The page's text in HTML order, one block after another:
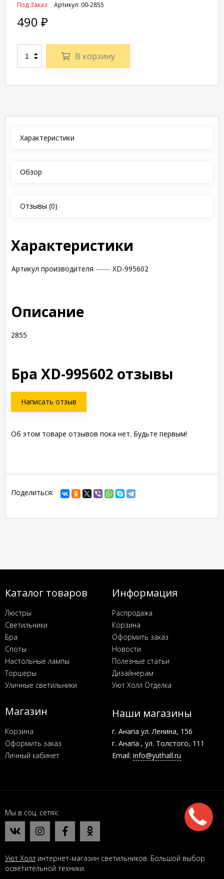
Артикул: 00-2855
Под Заказ
490 ₽
В корзину
Характеристики
Обзор
Отзывы (0)
Характеристики
Артикул производителя XD-995602
Описание
2855
Бра XD-995602 отзывы
Написать отзыв
Об этом товаре отзывов пока нет. Будьте первым!
Поделиться:
Каталог товаров
Люстры
Светильники
Бра
Споты
Настольные лампы
Торшеры
Уличные светильники
Информация
Распродажа
Корзина
Оформить заказ
Новости
Полезные статьи
Дизайнерам
Уют Холл Отделка
Магазин
Корзина
Оформить заказ
Личный кабинет
Наши магазины
г. Анапа ул. Ленина, 156
г. Анапа , ул. Толстого, 111
Email: info@yuthall.ru
Мы в соц. сетях
Уют Холл интернет-магазин светильников. Большой выбор
осветительной техники.